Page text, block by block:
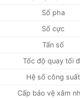
Số pha
Số cực
Tấn số
Tốc độ quay tối
Hệ số công suất
Cấp bảo vệ xâm